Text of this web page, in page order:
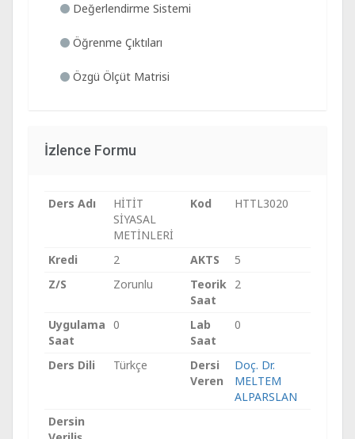
Değerlendirme Sistemi
Öğrenme Çıktıları
Özgü Ölçüt Matrisi
İzlence Formu
Ders Adı
HİTİT
SİYASAL
METİNLERİ
Kod HTTL3020
Kredi 2 AKTS
5
Z/S
Zorunlu
Teorik
Saat
2
Uygulama
Saat
0
Lab
Saat
0
Ders Dili Türkçe
Dersi
Veren
Doç. Dr.
MELTEM
ALPARSLAN
Dersin